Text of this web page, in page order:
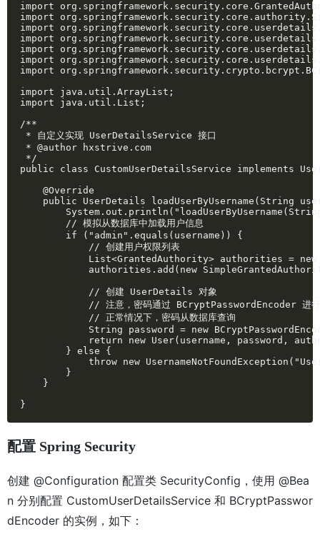
import
import
import
import
import
import
import
import java.util.ArrayList;
import java.util.List;
/**
* 自定义实现 UserDetailsService 接口
* @author hxstrive.com
*/
public class CustomUserDetailsService implements
@Override
public UserDetails loadUserByUsername(String
System.out.println("loadUserByUsername(String
// 模拟从数据库中加载用户信息
if ("admin".equals(username)) {
// 创建用户权限列表
List<GrantedAuthority> authorities = new
authorities.add(new
// 创建 UserDetails 对象
// 注意，密码通过 BCryptPasswordEncoder 进行
// 正常情况下，密码从数据库查询
String password = new
return new User(username, password,
} else {
throw new UsernameNotFoundException("User
}
}
}
配置 Spring Security
创建 @Configuration 配置类 SecurityConfig，使用 @Bea
n 分别配置 CustomUserDetailsService 和 BCryptPasswor
dEncoder 的实例，如下：